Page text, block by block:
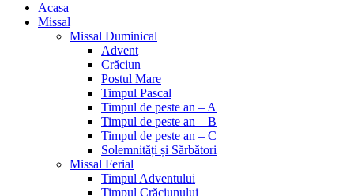
Acasa
Missal
Missal Duminical
Advent
Crăciun
Postul Mare
Timpul Pascal
Timpul de peste an – A
Timpul de peste an – B
Timpul de peste an – C
Solemnități și Sărbători
Missal Ferial
Timpul Adventului
Timpul Crăciunului